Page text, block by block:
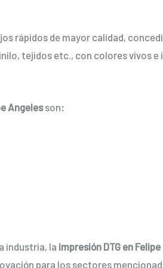
rápidos de mayor calidad,
tejidos etc., con colores vivos
Angelesson:
industria, la impresión DTG en
para los sectores